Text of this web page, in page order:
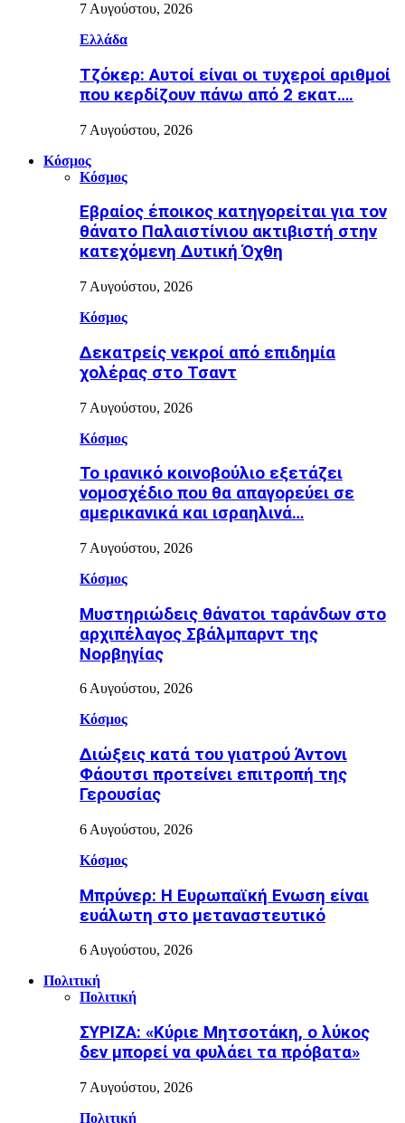
7 Αυγούστου, 2026
Ελλάδα
Τζόκερ: Αυτοί είναι οι τυχεροί αριθμοί
που κερδίζουν πάνω από 2 εκατ….
7 Αυγούστου, 2026
Κόσμος
Κόσμος
Εβραίος έποικος κατηγορείται για τον
θάνατο Παλαιστίνιου ακτιβιστή στην
κατεχόμενη Δυτική Όχθη
7 Αυγούστου, 2026
Κόσμος
Δεκατρείς νεκροί από επιδημία
χολέρας στο Τσαντ
7 Αυγούστου, 2026
Κόσμος
Το ιρανικό κοινοβούλιο εξετάζει
νομοσχέδιο που θα απαγορεύει σε
αμερικανικά και ισραηλινά…
7 Αυγούστου, 2026
Κόσμος
Μυστηριώδεις θάνατοι ταράνδων στο
αρχιπέλαγος Σβάλμπαρντ της
Νορβηγίας
6 Αυγούστου, 2026
Κόσμος
Διώξεις κατά του γιατρού Άντονι
Φάουτσι προτείνει επιτροπή της
Γερουσίας
6 Αυγούστου, 2026
Κόσμος
Μπρύνερ: Η Ευρωπαϊκή Ενωση είναι
ευάλωτη στο μεταναστευτικό
6 Αυγούστου, 2026
Πολιτική
Πολιτική
ΣΥΡΙΖΑ: «Κύριε Μητσοτάκη, ο λύκος
δεν μπορεί να φυλάει τα πρόβατα»
7 Αυγούστου, 2026
Πολιτική